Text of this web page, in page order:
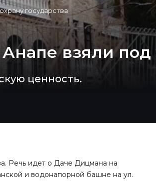
государства
взяли под
ценность.
Речь идет о Даче Дицмана на
и водонапорной башне на ул.